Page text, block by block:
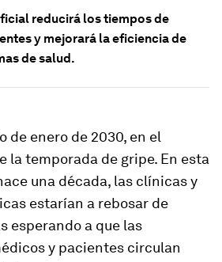
reducirá los tiempos de
y mejorará la eficiencia de
de salud.
de enero de 2030, en el
la temporada de gripe. En esta
una década, las clínicas y
estarían a rebosar de
esperando a que las
y pacientes circulan